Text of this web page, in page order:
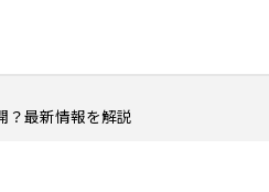
？最新情報を解説